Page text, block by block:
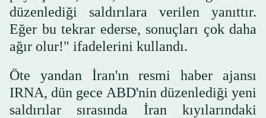
düzenlediği saldırılara verilen yanıttır.
Eğer bu tekrar ederse, sonuçları çok daha
ağır olur!" ifadelerini kullandı.
Öte yandan İran'ın resmi haber ajansı
IRNA, dün gece ABD'nin düzenlediği yeni
saldırılar sırasında İran kıyılarındaki